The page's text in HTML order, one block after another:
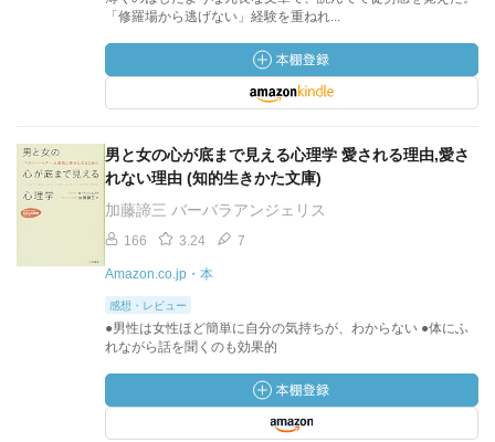
「修羅場から逃げない」経験を重ねれ...
男と女の心が底まで見える心理学 愛される理由,愛さ
れない理由 (知的生きかた文庫)
加藤諦三 バーバラアンジェリス
166 3.24 7
Amazon.co.jp・本
感想・レビュー
●男性は女性ほど簡単に自分の気持ちが、わからない ●体にふ
れながら話を聞くのも効果的